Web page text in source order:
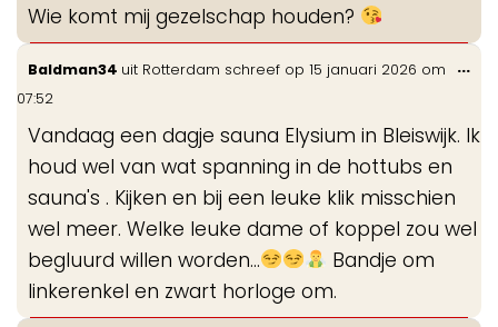
Wie komt mij gezelschap houden?
Baldman34 uit Rotterdam schreef op 15 januari 2026 om
07:52
Vandaag een dagje sauna Elysium in Bleiswijk. Ik
houd wel van wat spanning in de hottubs en
sauna's . Kijken en bij een leuke klik misschien
wel meer. Welke leuke dame of koppel zou wel
begluurd willen worden...
Bandje om
linkerenkel en zwart horloge om.
...